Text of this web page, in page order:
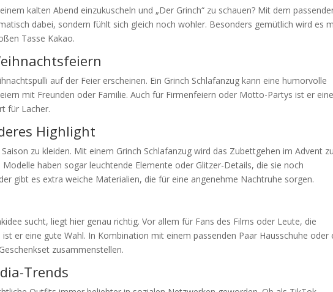
kalten Abend einzukuscheln und „Der Grinch“ zu schauen? Mit dem
dabei, sondern fühlt sich gleich noch wohler. Besonders gemütlich wird es
Tasse Kakao.
auf der Feier erscheinen. Ein Grinch Schlafanzug kann eine humorvolle
mit Freunden oder Familie. Auch für Firmenfeiern oder Motto-Partys ist er eine
für Lacher.
Highlight
zu kleiden. Mit einem Grinch Schlafanzug wird das Zubettgehen im Advent zu
haben sogar leuchtende Elemente oder Glitzer-Details, die sie noch
gibt es extra weiche Materialien, die für eine angenehme Nachtruhe sorgen.
sucht, liegt hier genau richtig. Vor allem für Fans des Films oder Leute, die
er eine gute Wahl. In Kombination mit einem passenden Paar Hausschuhe oder
zusammenstellen.
Trends